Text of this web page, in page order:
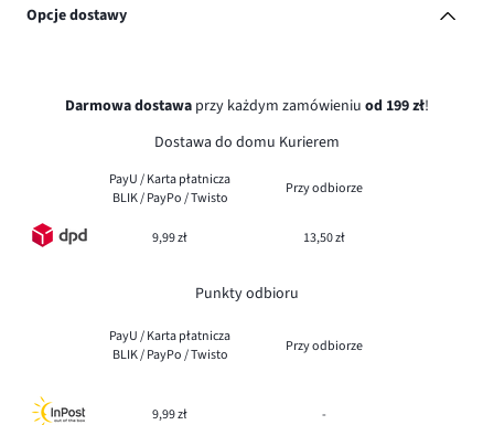
Opcje dostawy
Darmowa dostawa przy każdym zamówieniu od 199 zł!
Dostawa do domu Kurierem
PayU / Karta płatnicza
BLIK / PayPo / Twisto
Przy odbiorze
9,99 zł 13,50 zł
Punkty odbioru
PayU / Karta płatnicza
BLIK / PayPo / Twisto
Przy odbiorze
9,99 zł -